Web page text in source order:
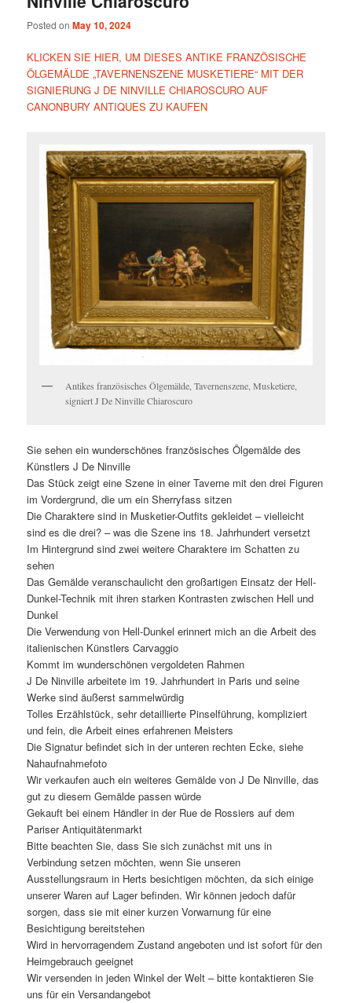
Posted onMay 10, 2024
KLICKEN SIE HIER, UM DIESES ANTIKE FRANZÖSISCHE
ÖLGEMÄLDE „TAVERNENSZENE MUSKETIERE“ MIT DER
SIGNIERUNG J DE NINVILLE CHIAROSCURO AUF
CANONBURY ANTIQUES ZU KAUFEN
Antikes französisches Ölgemälde, Tavernenszene, Musketiere,
signiert J De Ninville Chiaroscuro
Sie sehen ein wunderschönes französisches Ölgemälde des
Künstlers J De Ninville
Das Stück zeigt eine Szene in einer Taverne mit den drei Figuren
im Vordergrund, die um ein Sherryfass sitzen
Die Charaktere sind in Musketier-Outfits gekleidet – vielleicht
sind es die drei? – was die Szene ins 18. Jahrhundert versetzt
Im Hintergrund sind zwei weitere Charaktere im Schatten zu
sehen
Das Gemälde veranschaulicht den großartigen Einsatz der Hell-
Dunkel-Technik mit ihren starken Kontrasten zwischen Hell und
Dunkel
Die Verwendung von Hell-Dunkel erinnert mich an die Arbeit des
italienischen Künstlers Carvaggio
Kommt im wunderschönen vergoldeten Rahmen
J De Ninville arbeitete im 19. Jahrhundert in Paris und seine
Werke sind äußerst sammelwürdig
Tolles Erzählstück, sehr detaillierte Pinselführung, kompliziert
und fein, die Arbeit eines erfahrenen Meisters
Die Signatur befindet sich in der unteren rechten Ecke, siehe
Nahaufnahmefoto
Wir verkaufen auch ein weiteres Gemälde von J De Ninville, das
gut zu diesem Gemälde passen würde
Gekauft bei einem Händler in der Rue de Rossiers auf dem
Pariser Antiquitätenmarkt
Bitte beachten Sie, dass Sie sich zunächst mit uns in
Verbindung setzen möchten, wenn Sie unseren
Ausstellungsraum in Herts besichtigen möchten, da sich einige
unserer Waren auf Lager befinden. Wir können jedoch dafür
sorgen, dass sie mit einer kurzen Vorwarnung für eine
Besichtigung bereitstehen
Wird in hervorragendem Zustand angeboten und ist sofort für den
Heimgebrauch geeignet
Wir versenden in jeden Winkel der Welt – bitte kontaktieren Sie
uns für ein Versandangebot